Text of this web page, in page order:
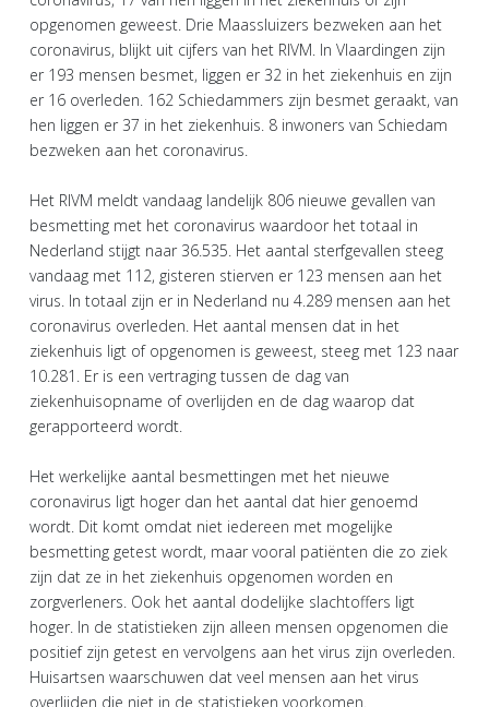
opgenomen geweest. Drie Maassluizers bezweken aan het
coronavirus, blijkt uit cijfers van het RIVM. In Vlaardingen zijn
er 193 mensen besmet, liggen er 32 in het ziekenhuis en zijn
er 16 overleden. 162 Schiedammers zijn besmet geraakt, van
hen liggen er 37 in het ziekenhuis. 8 inwoners van Schiedam
bezweken aan het coronavirus.
Het RIVM meldt vandaag landelijk 806 nieuwe gevallen van
besmetting met het coronavirus waardoor het totaal in
Nederland stijgt naar 36.535. Het aantal sterfgevallen steeg
vandaag met 112, gisteren stierven er 123 mensen aan het
virus. In totaal zijn er in Nederland nu 4.289 mensen aan het
coronavirus overleden. Het aantal mensen dat in het
ziekenhuis ligt of opgenomen is geweest, steeg met 123 naar
10.281. Er is een vertraging tussen de dag van
ziekenhuisopname of overlijden en de dag waarop dat
gerapporteerd wordt.
Het werkelijke aantal besmettingen met het nieuwe
coronavirus ligt hoger dan het aantal dat hier genoemd
wordt. Dit komt omdat niet iedereen met mogelijke
besmetting getest wordt, maar vooral patiënten die zo ziek
zijn dat ze in het ziekenhuis opgenomen worden en
zorgverleners. Ook het aantal dodelijke slachtoffers ligt
hoger. In de statistieken zijn alleen mensen opgenomen die
positief zijn getest en vervolgens aan het virus zijn overleden.
Huisartsen waarschuwen dat veel mensen aan het virus
overlijden die niet in de statistieken voorkomen.